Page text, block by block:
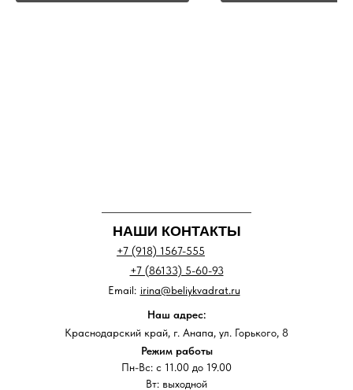
НАШИ КОНТАКТЫ
+7 (918) 1567-555
+7 (86133) 5-60-93
Наш адрес:
Краснодарский край, г. Анапа, ул. Горького, 8
Режим работы
Пн-Вс: с 11.00 до 19.00
Вт: выходной
irina@beliykvadrat.ru
Email: